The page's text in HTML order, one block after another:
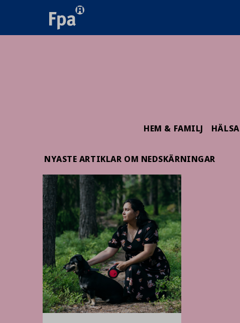
HEM & FAMILJ HÄLSA
NYASTE ARTIKLAR OM NEDSKÄRNINGAR